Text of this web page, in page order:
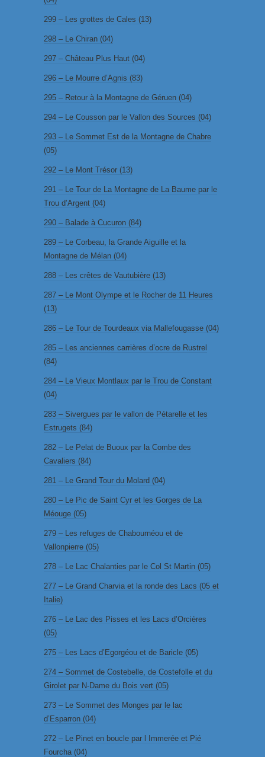
299 – Les grottes de Cales (13)
298 – Le Chiran (04)
297 – Château Plus Haut (04)
296 – Le Mourre d’Agnis (83)
295 – Retour à la Montagne de Géruen (04)
294 – Le Cousson par le Vallon des Sources (04)
293 – Le Sommet Est de la Montagne de Chabre
(05)
292 – Le Mont Trésor (13)
291 – Le Tour de La Montagne de La Baume par le
Trou d’Argent (04)
290 – Balade à Cucuron (84)
289 – Le Corbeau, la Grande Aiguille et la
Montagne de Mélan (04)
288 – Les crêtes de Vautubière (13)
287 – Le Mont Olympe et le Rocher de 11 Heures
(13)
286 – Le Tour de Tourdeaux via Mallefougasse (04)
285 – Les anciennes carrières d’ocre de Rustrel
(84)
284 – Le Vieux Montlaux par le Trou de Constant
(04)
283 – Sivergues par le vallon de Pétarelle et les
Estrugets (84)
282 – Le Pelat de Buoux par la Combe des
Cavaliers (84)
281 – Le Grand Tour du Molard (04)
280 – Le Pic de Saint Cyr et les Gorges de La
Méouge (05)
279 – Les refuges de Chabournéou et de
Vallonpierre (05)
278 – Le Lac Chalanties par le Col St Martin (05)
277 – Le Grand Charvia et la ronde des Lacs (05 et
Italie)
276 – Le Lac des Pisses et les Lacs d’Orcières
(05)
275 – Les Lacs d’Egorgéou et de Baricle (05)
274 – Sommet de Costebelle, de Costefolle et du
Girolet par N-Dame du Bois vert (05)
273 – Le Sommet des Monges par le lac
d’Esparron (04)
272 – Le Pinet en boucle par l Immerée et Pié
Fourcha (04)